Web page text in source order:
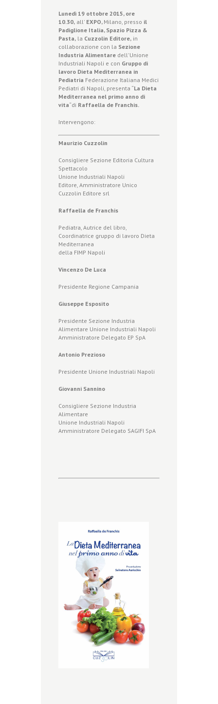
Lunedì 19 ottobre 2015, ore
10.30, all' EXPO, Milano, presso il
Padiglione Italia, Spazio Pizza &
Pasta, la Cuzzolin Editore, in
collaborazione con la Sezione
Industria Alimentare dell'Unione
Industriali Napoli e con Gruppo di
lavoro Dieta Mediterranea in
Pediatria Federazione Italiana Medici
Pediatri di Napoli, presenta “La Dieta
Mediterranea nel primo anno di
vita“di Raffaella de Franchis.
Intervengono:
Maurizio Cuzzolin
Consigliere Sezione Editoria Cultura
Spettacolo
Unione Industriali Napoli
Editore, Amministratore Unico
Cuzzolin Editore srl
Raffaella de Franchis
Pediatra, Autrice del libro,
Coordinatrice gruppo di lavoro Dieta
Mediterranea
della FIMP Napoli
Vincenzo De Luca
Presidente Regione Campania
Giuseppe Esposito
Presidente Sezione Industria
Alimentare Unione Industriali Napoli
Amministratore Delegato EP SpA
Antonio Prezioso
Presidente Unione Industriali Napoli
Giovanni Sannino
Consigliere Sezione Industria
Alimentare
Unione Industriali Napoli
Amministratore Delegato SAGIFI SpA